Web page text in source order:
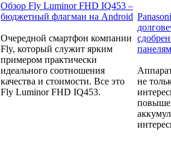
Обзор Fly Luminor FHD IQ453 –
бюджетный флагман на Android
Очередной смартфон компании
Fly, который служит ярким
примером практически
идеального соотношения
качества и стоимости. Все это
Fly Luminor FHD IQ453.
не